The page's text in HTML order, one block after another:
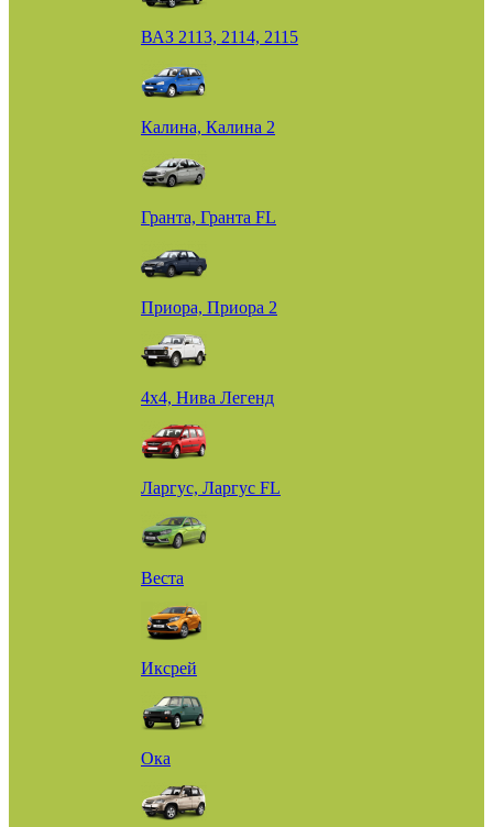
ВАЗ 2113, 2114, 2115
Калина, Калина 2
Гранта, Гранта FL
Приора, Приора 2
4х4, Нива Легенд
Ларгус, Ларгус FL
Веста
Иксрей
Ока